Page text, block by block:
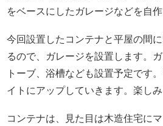
をベースにしたガレージなどを自
今回設置したコンテナと平屋の間
るので、ガレージを設置します。
トーブ、浴槽なども設置予定です
イトにアップしていきます。楽しみ
コンテナは、見た目は木造住宅に